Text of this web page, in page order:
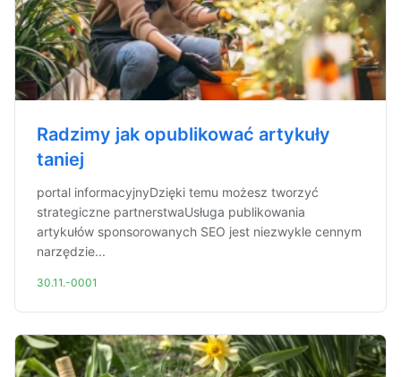
Radzimy jak opublikować artykuły
taniej
portal informacyjnyDzięki temu możesz tworzyć
strategiczne partnerstwaUsługa publikowania
artykułów sponsorowanych SEO jest niezwykle cennym
narzędzie...
30.11.-0001